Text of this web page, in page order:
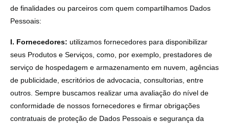
de finalidades ou parceiros com quem compartilhamos Dados
Pessoais:
I. Fornecedores: utilizamos fornecedores para disponibilizar
seus Produtos e Serviços, como, por exemplo, prestadores de
serviço de hospedagem e armazenamento em nuvem, agências
de publicidade, escritórios de advocacia, consultorias, entre
outros. Sempre buscamos realizar uma avaliação do nível de
conformidade de nossos fornecedores e firmar obrigações
contratuais de proteção de Dados Pessoais e segurança da